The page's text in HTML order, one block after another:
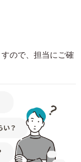
ので、担当にご確